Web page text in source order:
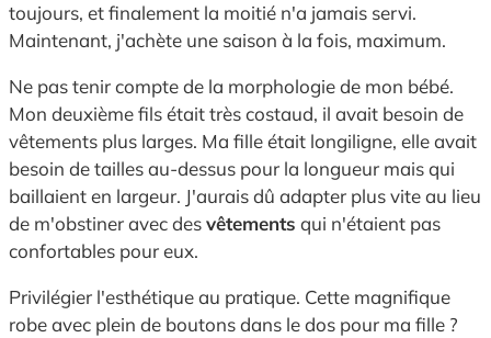
toujours, et finalement la moitié n'a jamais servi.
Maintenant, j'achète une saison à la fois, maximum.
Ne pas tenir compte de la morphologie de mon bébé.
Mon deuxième fils était très costaud, il avait besoin de
vêtements plus larges. Ma fille était longiligne, elle avait
besoin de tailles au-dessus pour la longueur mais qui
baillaient en largeur. J'aurais dû adapter plus vite au lieu
de m'obstiner avec desvêtements qui n'étaient pas
confortables pour eux.
Privilégier l'esthétique au pratique. Cette magnifique
robe avec plein de boutons dans le dos pour ma fille ?